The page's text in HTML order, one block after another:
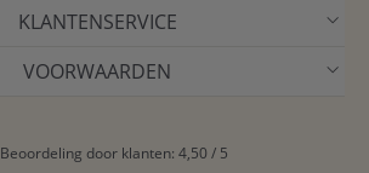
KLANTENSERVICE
VOORWAARDEN
Beoordeling door klanten: 4,50 / 5